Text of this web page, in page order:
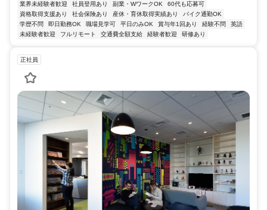
業界未経験者歓迎 社員登用あり 副業・WワークOK
60代も応募可
資格取得支援あり
社会保険あり 産休・育休取得実績あり
バイク通勤OK
学歴不問
即日勤務OK 職場見学可 平日のみOK 賞与年1回あり 経験不問
英語
未経験者歓迎
フルリモート 交通費全額支給 経験者歓迎 研修あり
正社員